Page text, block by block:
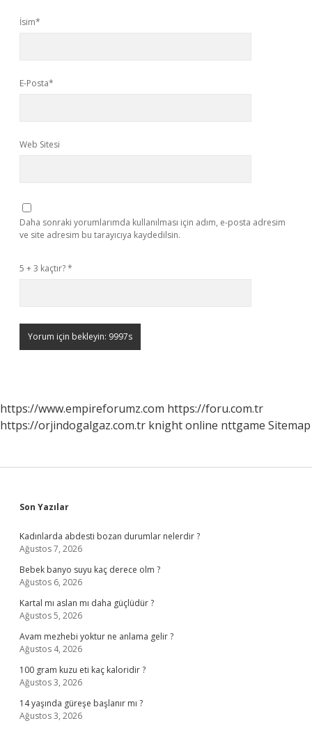
İsim*
E-Posta*
Web Sitesi
Daha sonraki yorumlarımda kullanılması için adım, e-posta adresim
ve site adresim bu tarayıcıya kaydedilsin.
5 + 3 kaçtır?*
https://www.empireforumz.com https://foru.com.tr
https://orjindogalgaz.com.tr knight online nttgame Sitemap
Sidebar
Son Yazılar
Kadınlarda abdesti bozan durumlar nelerdir ?
Ağustos 7, 2026
Bebek banyo suyu kaç derece olm ?
Ağustos 6, 2026
Kartal mı aslan mı daha güçlüdür ?
Ağustos 5, 2026
Avam mezhebi yoktur ne anlama gelir ?
Ağustos 4, 2026
100 gram kuzu eti kaç kaloridir ?
Ağustos 3, 2026
14 yaşında güreşe başlanır mı ?
Ağustos 3, 2026